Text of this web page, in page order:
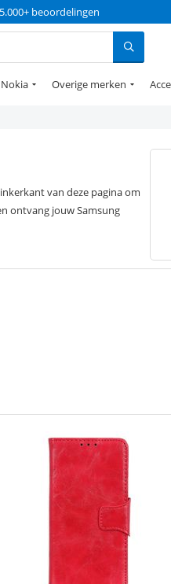
beoordelingen
Nokia Overige merken
van deze pagina om
ontvang jouw Samsung